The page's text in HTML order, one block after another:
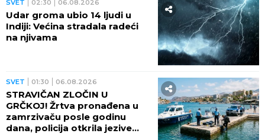
SVET 02:30 06.08.2026
Udar groma ubio 14 ljudi u
Indiji: Većina stradala radeći
na njivama
SVET 01:30 06.08.2026
STRAVIČAN ZLOČIN U
GRČKOJ! Žrtva pronađena u
zamrzivaču posle godinu
dana, policija otkrila jezive